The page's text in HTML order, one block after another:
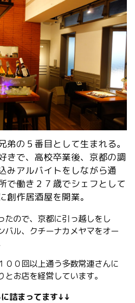
弟の５番目として生まれる。
きで、高校卒業後、京都の調
みアルバイトをしながら通
で働き２７歳でシェフとして
創作居酒屋を開業。
たので、京都に引っ越しをし
バル、クチーナカメヤマをオー
００回以上通う多数常連さんに
お店を経営しています。
詰まってます↓↓